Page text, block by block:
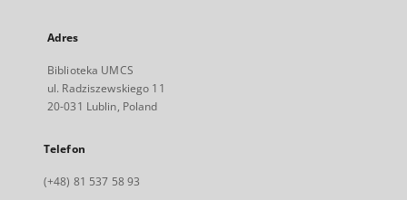
Adres
Biblioteka UMCS
ul. Radziszewskiego 11
20-031 Lublin, Poland
Telefon
(+48) 81 537 58 93